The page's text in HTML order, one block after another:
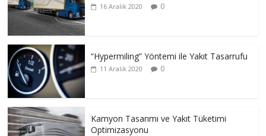
16 Aralık 2020 0
“Hypermiling” Yöntemi ile Yakıt Tasarrufu
11 Aralık 2020 0
Kamyon Tasarımı ve Yakıt Tüketimi
Optimizasyonu